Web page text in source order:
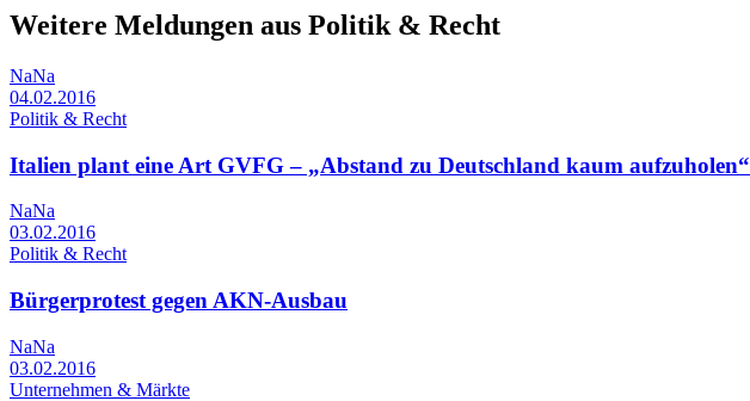
Weitere Meldungen aus Politik & Recht
NaNa
04.02.2016
Politik & Recht
Italien plant eine Art GVFG – „Abstand zu Deutschland kaum aufzuholen“
NaNa
03.02.2016
Politik & Recht
Bürgerprotest gegen AKN-Ausbau
NaNa
03.02.2016
Unternehmen & Märkte